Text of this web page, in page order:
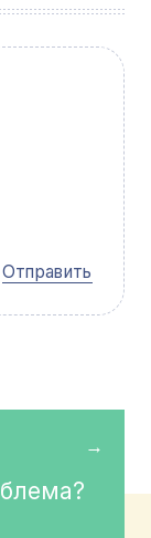
Отправить
→